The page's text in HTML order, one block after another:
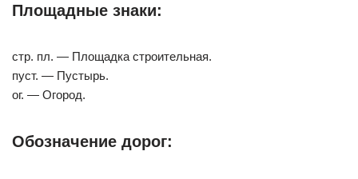
Площадные знаки:
стр. пл. — Площадка строительная.
пуст. — Пустырь.
ог. — Огород.
Обозначение дорог: